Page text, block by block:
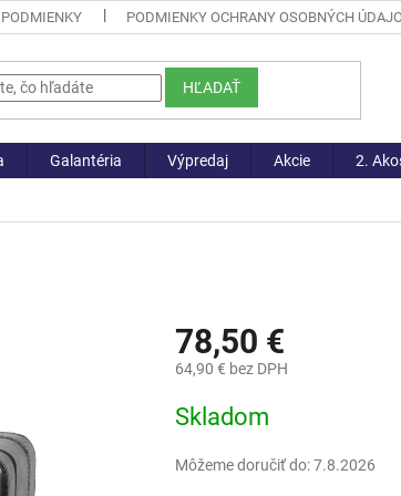
PODMIENKY OCHRANY OSOBNÝCH
HĽADAŤ
Galantéria Výpredaj Akcie 2.
78,50 €
64,90 € bez DPH
cena:
Skladom
Môžeme doručiť do:7.8.2026